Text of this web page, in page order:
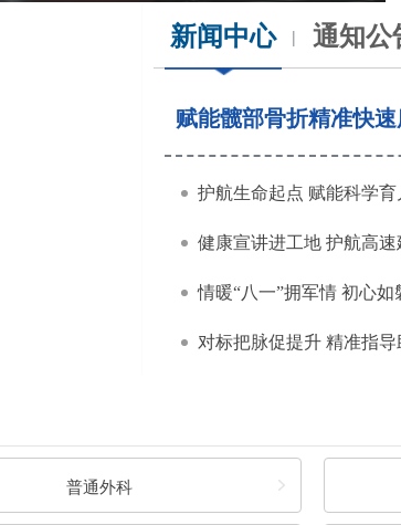
新闻中心 | 通知公
赋能髋部骨折精准快
情暖“八一”拥军情 初心
普通外科